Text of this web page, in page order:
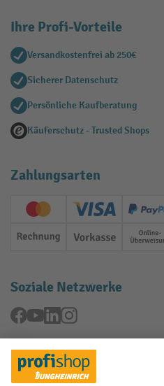
Ihre Profi-Vorteile
Versandkostenfrei ab 250€
Sicherer Datenschutz
Persönliche Kaufberatung
Käuferschutz - Trusted Shops
Zahlungsarten
Creditcard (Master)
Creditcard
Rechnung Vorkasse
Soziale Netzwerke
Facebook
YouTubeLinkedInInstagram
Rücknahme-Services